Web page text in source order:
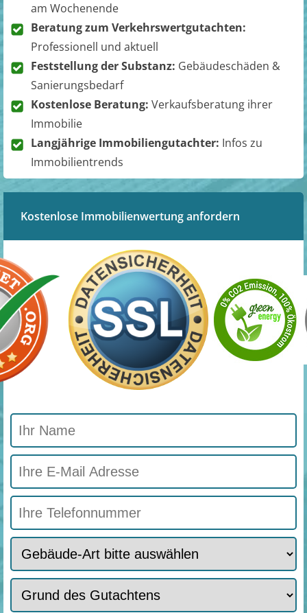
am Wochenende
Beratung zum Verkehrswertgutachten:
Professionell und aktuell
Feststellung der Substanz: Gebäudeschäden &
Sanierungsbedarf
Kostenlose Beratung: Verkaufsberatung ihrer
Immobilie
Langjährige Immobiliengutachter: Infos zu
Immobilientrends
Kostenlose Immobilienwertung anfordern